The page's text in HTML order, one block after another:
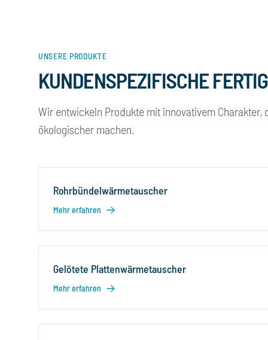
UNSERE PRODUKTE
KUNDENSPEZIFISCHE
Wir entwickeln Produkte mit innovativem
ökologischer machen.
Rohrbündelwärmetauscher
Mehr erfahren
Gelötete Plattenwärmetauscher
Mehr erfahren